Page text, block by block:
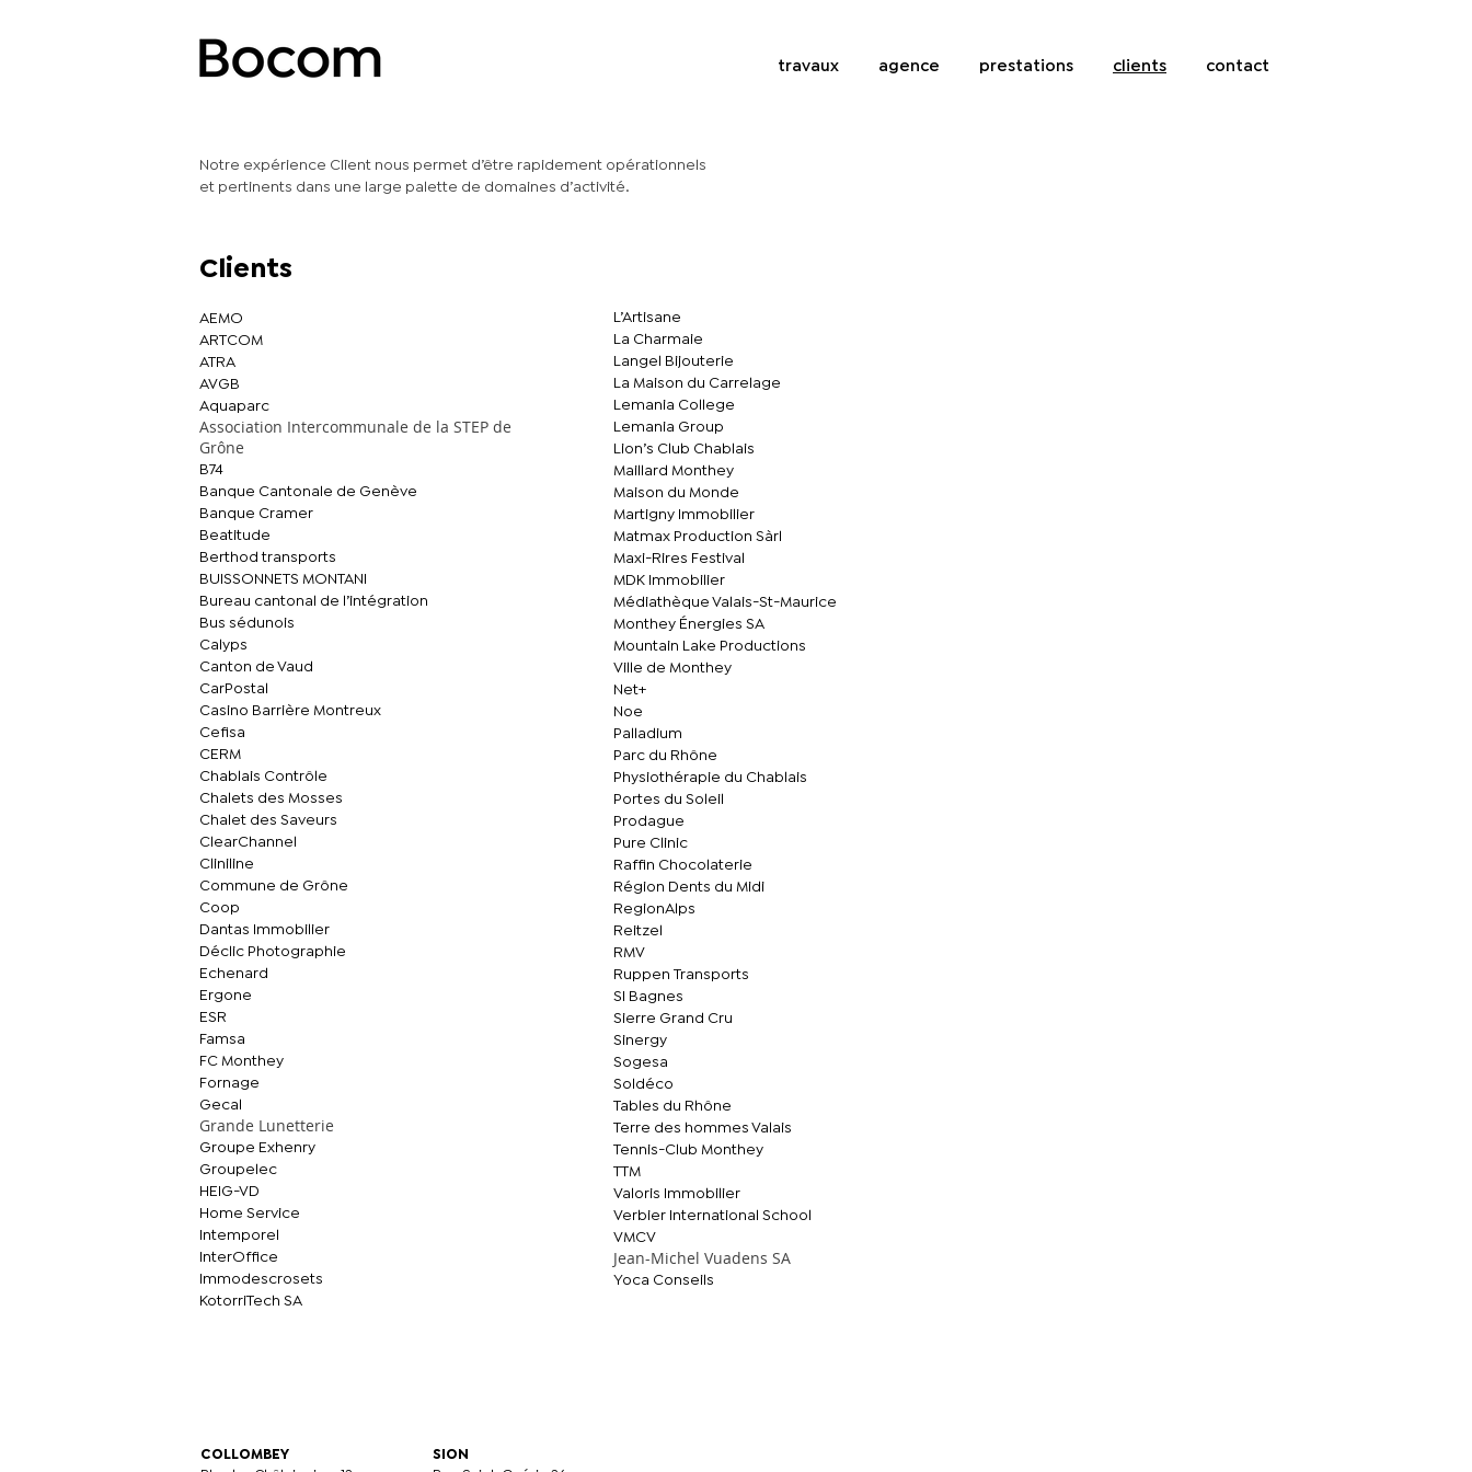
travaux agence prestations clients contact
Notre expérience Client nous permet d’être rapidement opérationnels
et pertinents dans une large palette de domaines d’activité.
Clients
AEMO
ARTCOM
ATRA
AVGB
Aquaparc
Association Intercommunale de la STEP de
Grône
B74
Banque Cantonale de Genève
Banque Cramer
Beatitude
Berthod transports
BUISSONNETS MONTANI
Bureau cantonal de l’intégration
Bus sédunois
Calyps
Canton de Vaud
CarPostal
Casino Barrière Montreux
Cefisa
CERM
Chablais Contrôle
Chalets des Mosses
Chalet des Saveurs
ClearChannel
Cliniline
Commune de Grône
Coop
Dantas Immobilier
Déclic Photographie
Echenard
Ergone
ESR
Famsa
FC Monthey
Fornage
Gecal
Grande Lunetterie
Groupe Exhenry
Groupelec
HEIG-VD
Home Service
Intemporel
InterOffice
Immodescrosets
KotorriTech SA
L’Artisane
La Charmaie
Langel Bijouterie
La Maison du Carrelage
Lemania College
Lemania Group
Lion’s Club Chablais
Maillard Monthey
Maison du Monde
Martigny Immobilier
Matmax Production Sàrl
Maxi-Rires Festival
MDK Immobilier
Médiathèque Valais-St-Maurice
Monthey Énergies SA
Mountain Lake Productions
Ville de Monthey
Net+
Noe
Palladium
Parc du Rhône
Physiothérapie du Chablais
Portes du Soleil
Prodague
Pure Clinic
Raffin Chocolaterie
Région Dents du Midi
RegionAlps
Reitzel
RMV
Ruppen Transports
SI Bagnes
Sierre Grand Cru
Sinergy
Sogesa
Soldéco
Tables du Rhône
Terre des hommes Valais
Tennis-Club Monthey
TTM
Valoris Immobilier
Verbier International School
VMCV
Jean-Michel Vuadens SA
Yoca Conseils
COLLOMBEY
SION